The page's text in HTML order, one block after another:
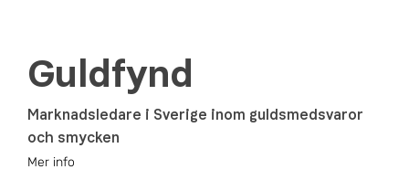
Guldfynd
Marknadsledare i Sverige inom guldsmedsvaror
och smycken
Mer info